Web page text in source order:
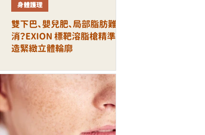
雙下巴、嬰兒肥、局部脂肪難
消？EXION 標靶溶脂槍精準打
造緊緻立體輪廓
身體護理